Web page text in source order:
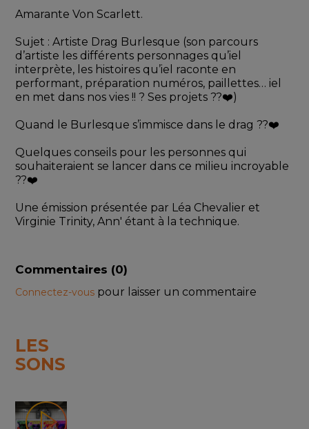
Amarante Von Scarlett.
Sujet : Artiste Drag Burlesque (son parcours
d’artiste les différents personnages qu’iel
interprète, les histoires qu’iel raconte en
performant, préparation numéros, paillettes… iel
en met dans nos vies !! ? Ses projets ?️‍?❤️)
Quand le Burlesque s’immisce dans le drag ?️‍?❤️
Quelques conseils pour les personnes qui
souhaiteraient se lancer dans ce milieu incroyable
?️‍?❤️
Une émission présentée par Léa Chevalier et
Virginie Trinity, Ann' étant à la technique.
Commentaires (0)
Connectez-vous pour laisser un commentaire
LES
SONS